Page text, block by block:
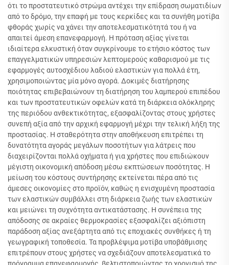
ότι το προστατευτικό στρώμα αντέχει την επίδραση σωματιδίων
από το δρόμο, την επαφή με τους κερκίδες και τα συνήθη μοτίβα
φθοράς χωρίς να χάνει την αποτελεσματικότητά του ή να
απαιτεί άμεση επανεφαρμογή. Η πρόταση αξίας γίνεται
ιδιαίτερα ελκυστική όταν συγκρίνουμε το ετήσιο κόστος των
επαγγελματικών υπηρεσιών λεπτομερούς καθαρισμού με τις
εφαρμογές αυτοσχέδιου λαδιού ελαστικών για πολλά έτη,
χρησιμοποιώντας μία μόνο αγορά. Δοκιμές διατήρησης
ποιότητας επιβεβαιώνουν τη διατήρηση του λαμπερού επιπέδου
και των προστατευτικών οφελών κατά τη διάρκεια ολόκληρης
της περιόδου ανθεκτικότητας, εξασφαλίζοντας στους χρήστες
συνεπή αξία από την αρχική εφαρμογή μέχρι την τελική λήξη της
προστασίας. Η σταθερότητα στην αποθήκευση επιτρέπει τη
δυνατότητα αγοράς μεγάλων ποσοτήτων για λάτρεις που
διαχειρίζονται πολλά οχήματα ή για χρήστες που επιδιώκουν
μέγιστη οικονομική απόδοση μέσω εκπτώσεων ποσότητας. Η
μείωση του κόστους συντήρησης εκτείνεται πέρα από τις
άμεσες οικονομίες στο προϊόν, καθώς η ενισχυμένη προστασία
των ελαστικών συμβάλλει στη διάρκεια ζωής των ελαστικών
και μειώνει τη συχνότητα αντικατάστασης. Η συνέπεια της
απόδοσης σε ακραίες θερμοκρασίες εξασφαλίζει αξιόπιστη
παράδοση αξίας ανεξάρτητα από τις εποχιακές συνθήκες ή τη
γεωγραφική τοποθεσία. Τα προβλέψιμα μοτίβα υποβάθμισης
επιτρέπουν στους χρήστες να σχεδιάζουν αποτελεσματικά το